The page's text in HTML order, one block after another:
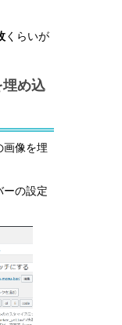
くらいが
埋め込
画像を埋
ーの設定